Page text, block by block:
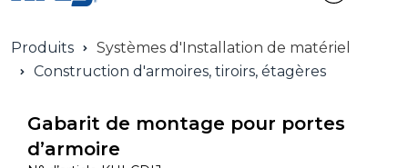
Produits
Systèmes d'Installation de matériel
Construction d'armoires, tiroirs, étagères
Gabarit de montage pour portes
d’armoire